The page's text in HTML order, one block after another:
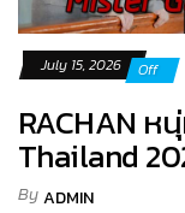
July 15, 2026 Off
RACHAN
Thailand
ByADMIN